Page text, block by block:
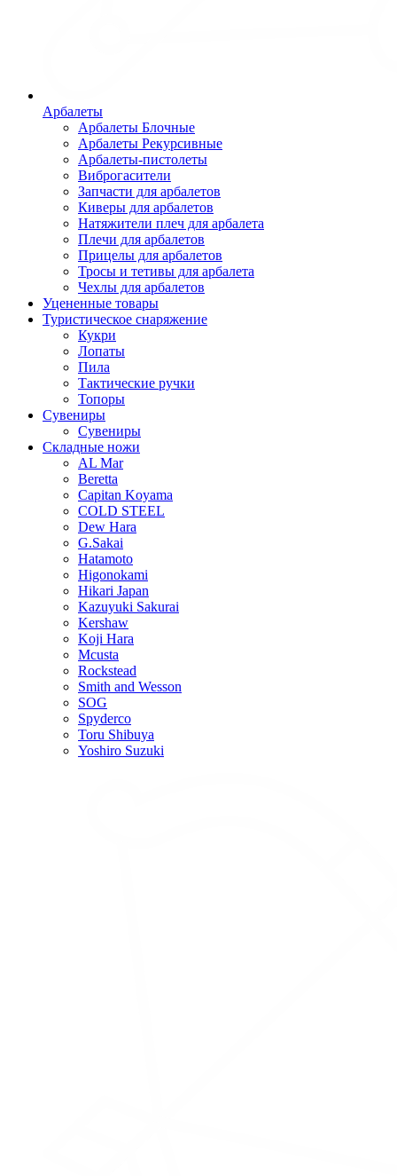
Арбалеты
Арбалеты Блочные
Арбалеты Рекурсивные
Арбалеты-пистолеты
Виброгасители
Запчасти для арбалетов
Киверы для арбалетов
Натяжители плеч для арбалета
Плечи для арбалетов
Прицелы для арбалетов
Тросы и тетивы для арбалета
Чехлы для арбалетов
Уцененные товары
Туристическое снаряжение
Кукри
Лопаты
Пила
Тактические ручки
Топоры
Сувениры
Сувениры
Складные ножи
AL Mar
Beretta
Capitan Koyama
COLD STEEL
Dew Hara
G.Sakai
Hatamoto
Higonokami
Hikari Japan
Kazuyuki Sakurai
Kershaw
Koji Hara
Mcusta
Rockstead
Smith and Wesson
SOG
Spyderco
Toru Shibuya
Yoshiro Suzuki